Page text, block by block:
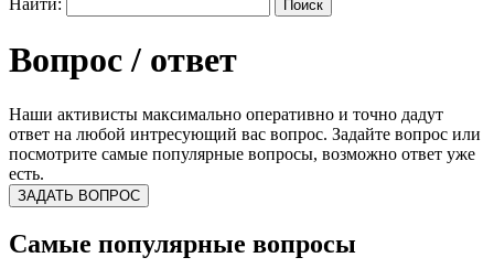
Найти:
Вопрос / ответ
Наши активисты максимально оперативно и точно дадут
ответ на любой интресующий вас вопрос. Задайте вопрос или
посмотрите самые популярные вопросы, возможно ответ уже
есть.
Самые популярные вопросы